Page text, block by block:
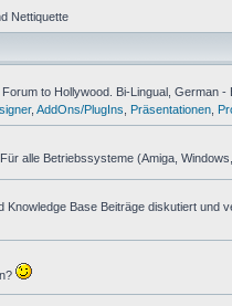
Nettiquette
to Hollywood. Bi-Lingual, German -
, AddOns/PlugIns Präsentationen
alle Betriebssysteme (Amiga,
Knowledge Base Beiträge diskutiert und